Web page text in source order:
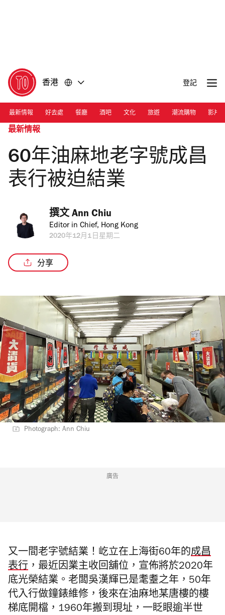
香港 登記
最新情報 好去處 餐廳 酒吧 文化 旅遊 潮流購物 影片
最新情報
60年油麻地老字號成昌
表行被迫結業
撰文 Ann Chiu
Editor in Chief, Hong Kong
2020年12月1日星期二
分享
Photograph: Ann Chiu
廣告
又一間老字號結業！屹立在上海街60年的成昌
表行 ，最近因業主收回舖位，宣佈將於2020年
底光榮結業。老闆吳漢輝已是耄耋之年，50年
代入行做鐘錶維修，後來在油麻地某唐樓的樓
梯底開檔，1960年搬到現址，一眨眼逾半世